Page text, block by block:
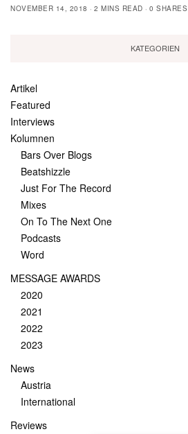
NOVEMBER 14, 2018
2 MINS READ 0 SHARES
KATEGORIEN
Artikel
Featured
Interviews
Kolumnen
Bars Over Blogs
Beatshizzle
Just For The Record
Mixes
On To The Next One
Podcasts
Word
MESSAGE AWARDS
2020
2021
2022
2023
News
Austria
International
Reviews